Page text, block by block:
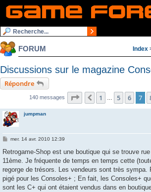
FORUM Index
Discussions sur le magazine
Répondre
140 messages Page sur 10
Précédente
1 … 5 6 7
jumpman
M
s
a
g
e
mer. 14 avr. 2010 12:39
Retrogame-Shop est une boutique qui se trouve
11ème. Je fréquente de temps en temps cette
regorge de trésors. Les vendeurs sont très sympa.
pigé pour les Consoles+ ; En fait, les Consoles+
sont les C+ qui ont étaient vendus dans en